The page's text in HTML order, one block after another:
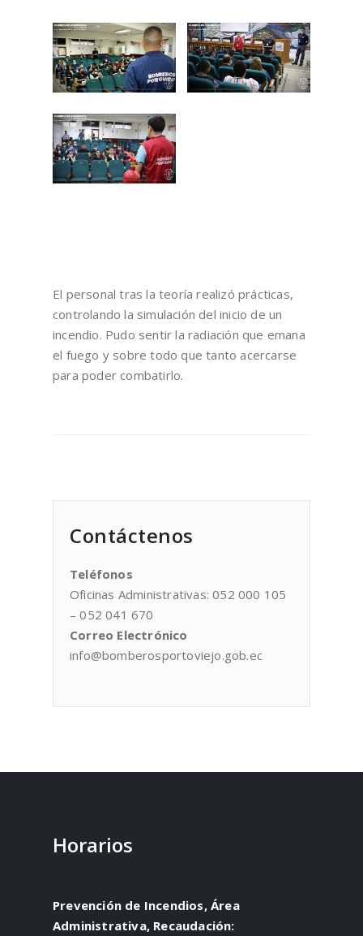
El personal tras la teoría realizó prácticas,
controlando la simulación del inicio de un
incendio. Pudo sentir la radiación que emana
el fuego y sobre todo que tanto acercarse
para poder combatirlo.
Contáctenos
Teléfonos
Oficinas Administrativas: 052 000 105
– 052 041 670
Correo Electrónico
info@bomberosportoviejo.gob.ec
Horarios
Prevención de Incendios, Área
Administrativa, Recaudación: